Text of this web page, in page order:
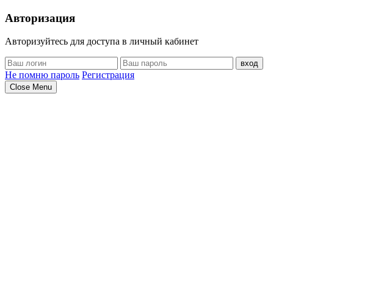
Авторизация
Авторизуйтесь для доступа в личный кабинет
вход
Не помню пароль Регистрация
Close Menu